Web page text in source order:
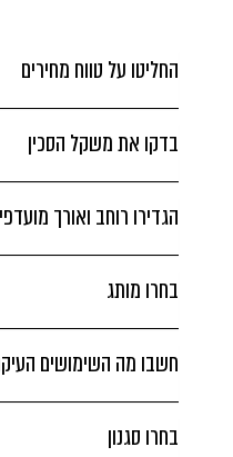
החליטו על טווח מחירים
בדקו את משקל הסכין
הגדירו רוחב ואורך
בחרו מותג
חשבו מה השימושים
בחרו סגנון